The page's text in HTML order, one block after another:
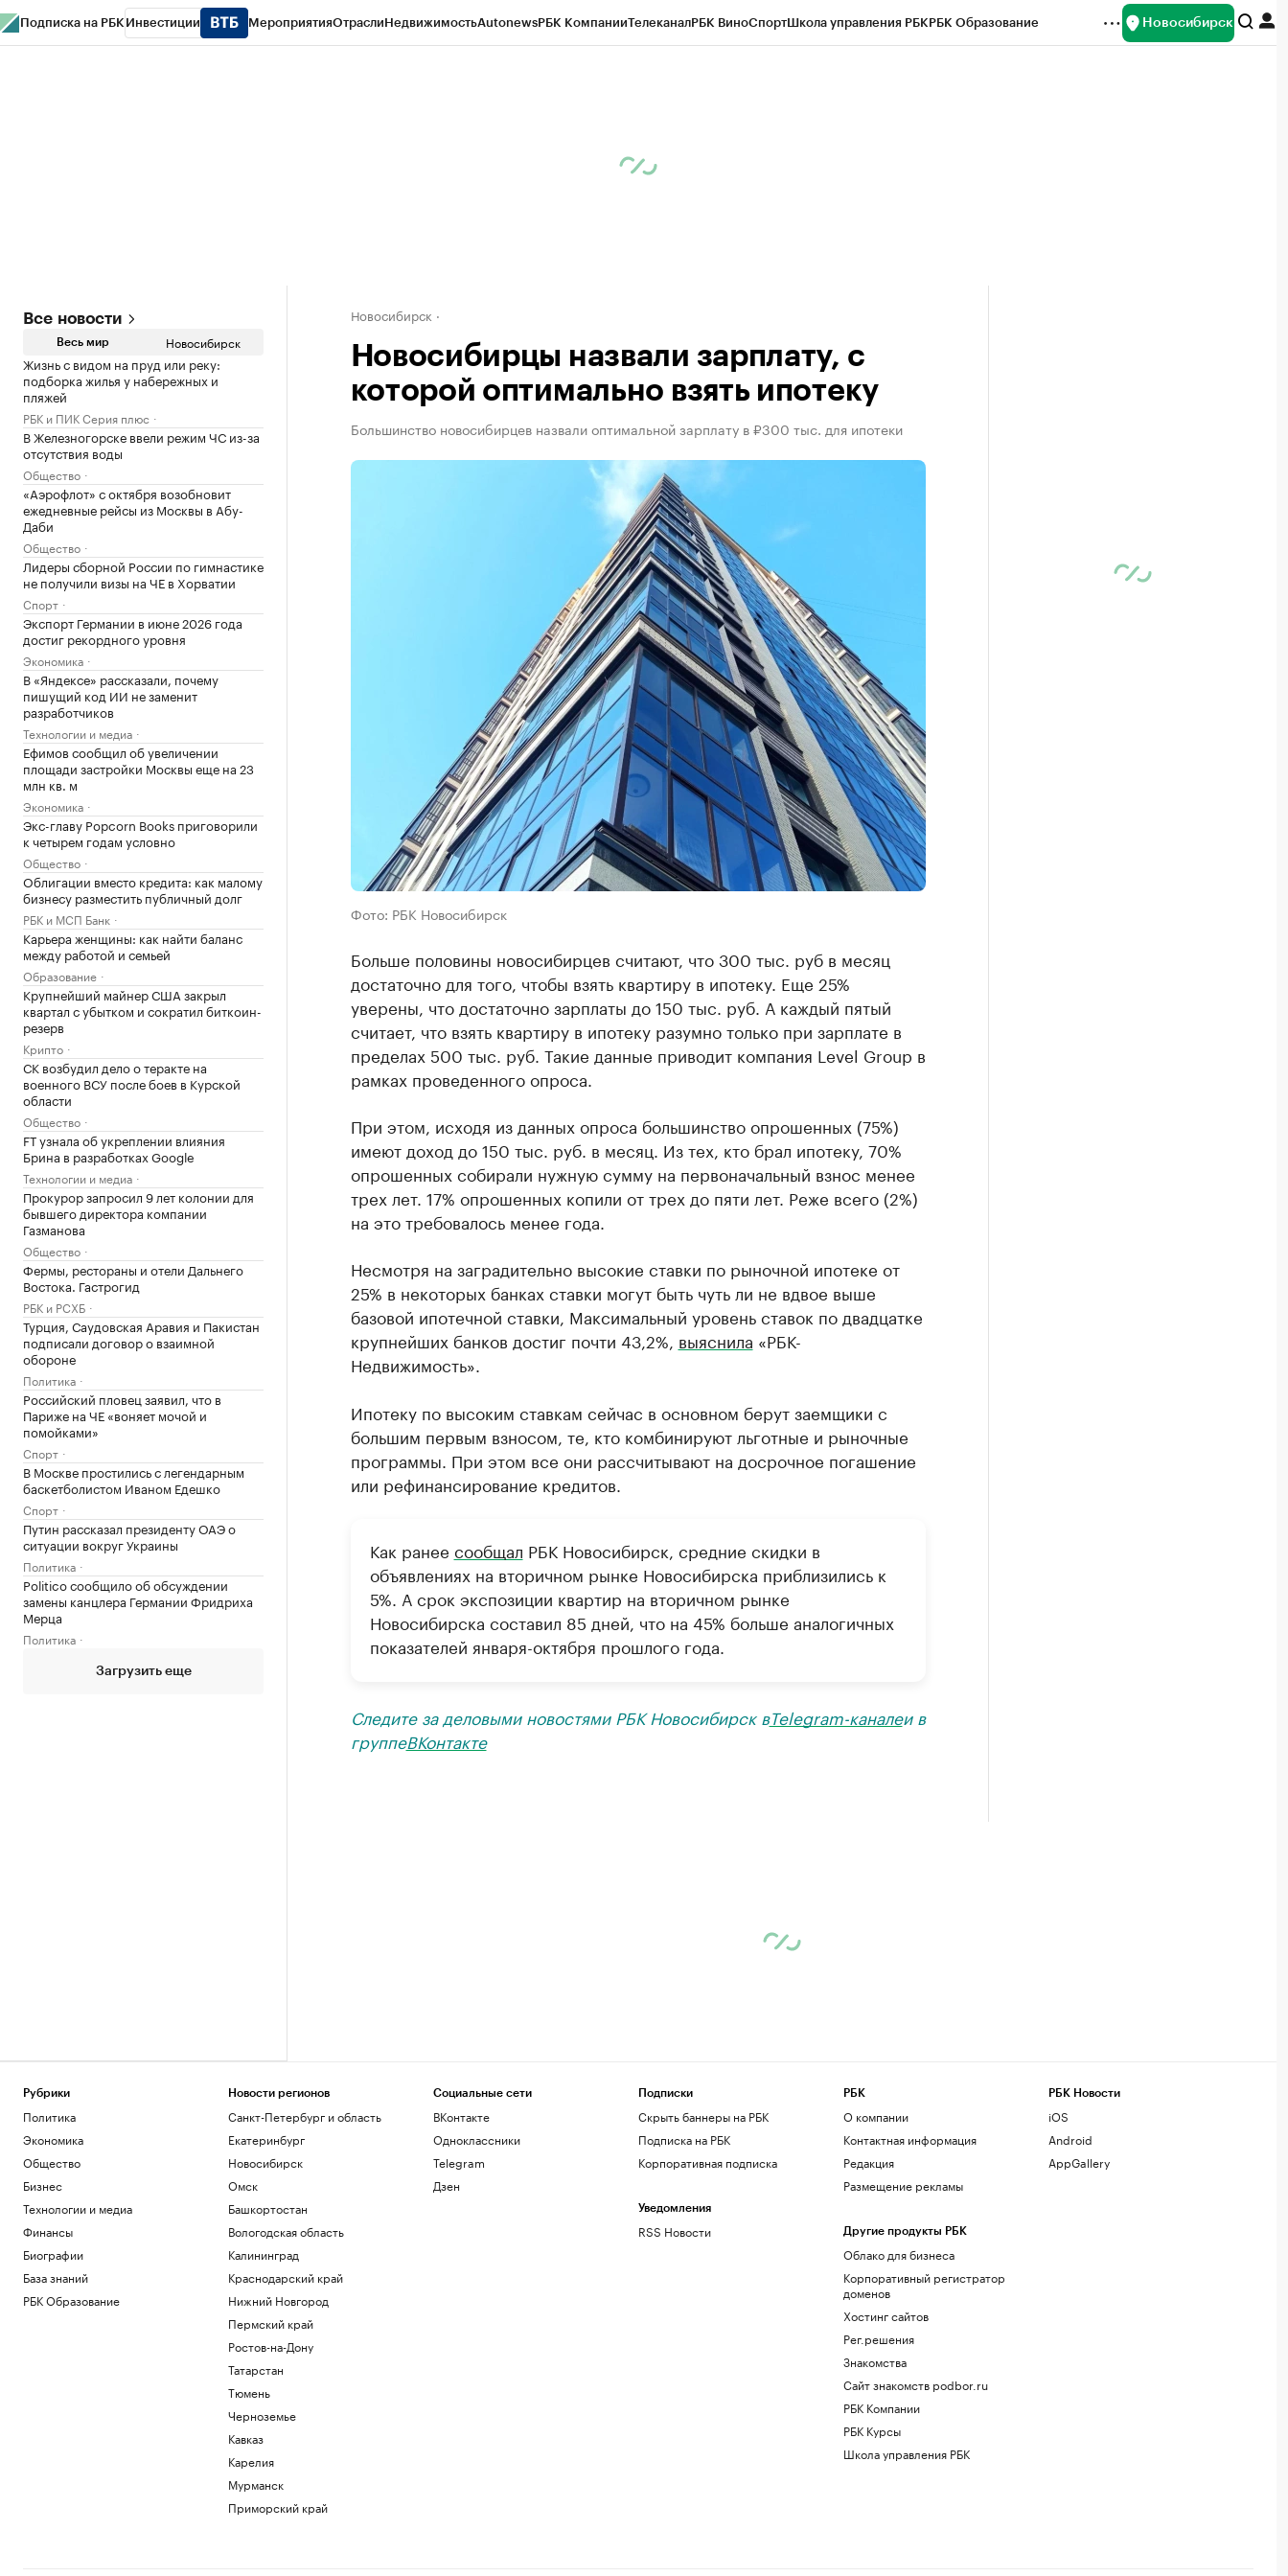
Подписка на РБК Инвестиции МероприятияОтраслиНедвижимостьAutonewsРБК КомпанииТелеканалРБК ВиноСпортШкола управления РБКРБК Образование Новосибирск
Все новости
Весь мир Новосибирск
Жизнь с видом на пруд или реку:
подборка жилья у набережных и
пляжей
РБК и ПИК Серия плюс
В Железногорске ввели режим ЧС из-за
отсутствия воды
Общество
«Аэрофлот» с октября возобновит
ежедневные рейсы из Москвы в Абу-
Даби
Общество
Лидеры сборной России по гимнастике
не получили визы на ЧЕ в Хорватии
Спорт
Экспорт Германии в июне 2026 года
достиг рекордного уровня
Экономика
В «Яндексе» рассказали, почему
пишущий код ИИ не заменит
разработчиков
Технологии и медиа
Ефимов сообщил об увеличении
площади застройки Москвы еще на 23
млн кв. м
Экономика
Экс-главу Popcorn Books приговорили
к четырем годам условно
Общество
Облигации вместо кредита: как малому
бизнесу разместить публичный долг
РБК и МСП Банк
Карьера женщины: как найти баланс
между работой и семьей
Образование
Крупнейший майнер США закрыл
квартал с убытком и сократил биткоин-
резерв
Крипто
СК возбудил дело о теракте на
военного ВСУ после боев в Курской
области
Общество
FT узнала об укреплении влияния
Брина в разработках Google
Технологии и медиа
Прокурор запросил 9 лет колонии для
бывшего директора компании
Газманова
Общество
Фермы, рестораны и отели Дальнего
Востока. Гастрогид
РБК и РСХБ
Турция, Саудовская Аравия и Пакистан
подписали договор о взаимной
обороне
Политика
Российский пловец заявил, что в
Париже на ЧЕ «воняет мочой и
помойками»
Спорт
В Москве простились с легендарным
баскетболистом Иваном Едешко
Спорт
Путин рассказал президенту ОАЭ о
ситуации вокруг Украины
Политика
Politico сообщило об обсуждении
замены канцлера Германии Фридриха
Мерца
Политика
Загрузить еще
Новосибирск
Новосибирцы назвали зарплату, с
которой оптимально взять ипотеку
Большинство новосибирцев назвали оптимальной зарплату в ₽300 тыс. для ипотеки
Фото: РБК Новосибирск
Больше половины новосибирцев считают, что 300 тыс. руб в месяц
достаточно для того, чтобы взять квартиру в ипотеку. Еще 25%
уверены, что достаточно зарплаты до 150 тыс. руб. А каждый пятый
считает, что взять квартиру в ипотеку разумно только при зарплате в
пределах 500 тыс. руб. Такие данные приводит компания Level Group в
рамках проведенного опроса.
При этом, исходя из данных опроса большинство опрошенных (75%)
имеют доход до 150 тыс. руб. в месяц. Из тех, кто брал ипотеку, 70%
опрошенных собирали нужную сумму на первоначальный взнос менее
трех лет. 17% опрошенных копили от трех до пяти лет. Реже всего (2%)
на это требовалось менее года.
Несмотря на заградительно высокие ставки по рыночной ипотеке от
25% в некоторых банках ставки могут быть чуть ли не вдвое выше
базовой ипотечной ставки, Максимальный уровень ставок по двадцатке
крупнейших банков достиг почти 43,2%, выяснила «РБК-
Недвижимость».
Ипотеку по высоким ставкам сейчас в основном берут заемщики с
большим первым взносом, те, кто комбинируют льготные и рыночные
программы. При этом все они рассчитывают на досрочное погашение
или рефинансирование кредитов.
Как ранее сообщал РБК Новосибирск, средние скидки в
объявлениях на вторичном рынке Новосибирска приблизились к
5%. А срок экспозиции квартир на вторичном рынке
Новосибирска составил 85 дней, что на 45% больше аналогичных
показателей января-октября прошлого года.
Следите за деловыми новостями РБК Новосибирск вTelegram-каналеи в
группеВКонтакте
Рубрики
Политика
Экономика
Общество
Бизнес
Технологии и медиа
Финансы
Биографии
База знаний
РБК Образование
Новости регионов
Санкт-Петербург и область
Екатеринбург
Новосибирск
Омск
Башкортостан
Вологодская область
Калининград
Краснодарский край
Нижний Новгород
Пермский край
Ростов-на-Дону
Татарстан
Тюмень
Черноземье
Кавказ
Карелия
Мурманск
Приморский край
Социальные сети
ВКонтакте
Одноклассники
Telegram
Дзен
Подписки
Скрыть баннеры на РБК
Подписка на РБК
Корпоративная подписка
Уведомления
RSS Новости
РБК
О компании
Контактная информация
Редакция
Размещение рекламы
Другие продукты РБК
Облако для бизнеса
Корпоративный регистратор
доменов
Хостинг сайтов
Рег.решения
Знакомства
Сайт знакомств podbor.ru
РБК Компании
РБК Курсы
Школа управления РБК
РБК Новости
iOS
Android
AppGallery